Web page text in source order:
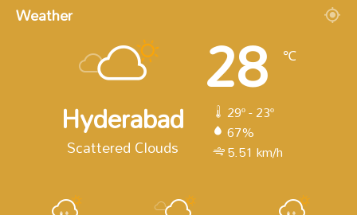
Weather
Hyderabad
Scattered Clouds
28 ℃
29º - 23º
67%
5.51 km/h